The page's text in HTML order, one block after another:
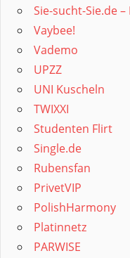
Sie-sucht-Sie.de
Vaybee!
Vademo
UPZZ
UNI Kuscheln
TWIXXI
Studenten Flirt
Single.de
Rubensfan
PrivetVIP
PolishHarmony
Platinnetz
PARWISE